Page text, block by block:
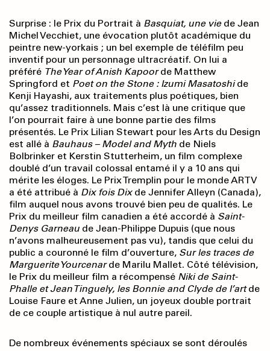
Surprise : le Prix du Portrait à Basquiat, une viede Jean
Michel Vecchiet, une évocation plutôt académique du
peintre new-yorkais ; un bel exemple de téléfilm peu
inventif pour un personnage ultracréatif. On lui a
préféré The Year of Anish Kapoorde Matthew
Springford et Poet on the Stone : Izumi Masatoshide
Kenji Hayashi, aux traitements plus poétiques, bien
qu’assez traditionnels. Mais c’est là une critique que
l’on pourrait faire à une bonne partie des films
présentés. Le Prix Lilian Stewart pour les Arts du Design
est allé à Bauhaus – Model and Myth de Niels
Bolbrinker et Kerstin Stutterheim, un film complexe
doublé d’un travail colossal entamé il y a 10 ans qui
mérite les éloges. Le Prix Tremplin pour le monde ARTV
a été attribué à Dix fois Dixde Jennifer Alleyn (Canada),
film auquel nous avons trouvé bien peu de qualités. Le
Prix du meilleur film canadien a été accordé à Saint-
Denys Garneau de Jean-Philippe Dupuis (que nous
n’avons malheureusement pas vu), tandis que celui du
public a couronné le film d’ouverture, Sur les traces de
Marguerite Yourcenarde Marilu Mallet. Côté télévision,
le Prix du meilleur film a récompensé Niki de Saint-
Phalle et Jean Tinguely, les Bonnie and Clyde de l’artde
Louise Faure et Anne Julien, un joyeux double portrait
de ce couple artistique à nul autre pareil.
De nombreux événements spéciaux se sont déroulés